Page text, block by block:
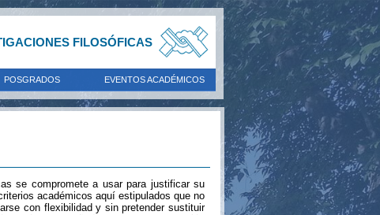
FILOSÓFICAS
POSGRADOS EVENTOS ACADÉMICOS
se compromete a usar para justificar su
académicos aquí estipulados que no
con flexibilidad y sin pretender sustituir